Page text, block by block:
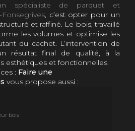
spécialiste de parquet et
, c’est opter pour un
et raffiné. Le bois, travaillé
les volumes et optimise les
du cachet. L’intervention de
résultat final de qualité, à la
esthétiques et fonctionnelles.
: Faire une
vous propose aussi :
bois